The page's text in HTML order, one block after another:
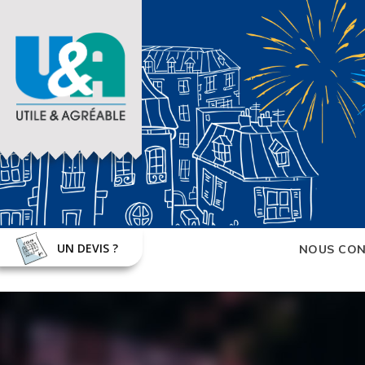
NOUS
UN DEVIS ?